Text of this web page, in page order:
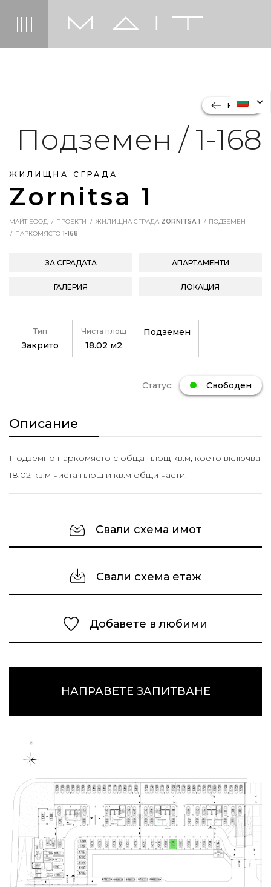
ЖИЛИЩНА СГРАДА
Zornitsa 1
НАЗАД
Подземен / 1-168
МАЙТ ЕООД ПРОЕКТИ ЖИЛИЩНА СГРАДА ZORNITSA 1
ПОДЗЕМЕН
ПАРКОМЯСТО 1-168
ЗА СГРАДАТА АПАРТАМЕНТИ
ГАЛЕРИЯ ЛОКАЦИЯ
Тип
Закрито
Чиста площ
18.02 м2
Подземен
Статус: Свободен
Описание
Подземно паркомясто с обща площ кв.м, което включва
18.02 кв.м чиста площ и кв.м общи части.
Свали схема имот
Свали схема етаж
Добавете в любими
НАПРАВЕТЕ ЗАПИТВАНЕ